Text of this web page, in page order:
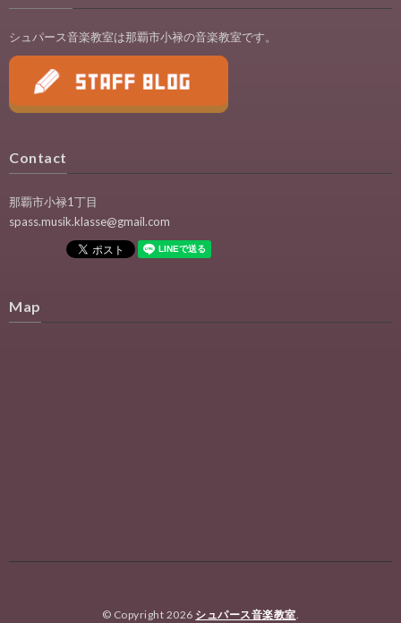
シュパース音楽教室は那覇市小禄の音楽教室です。
Contact
那覇市小禄1丁目
spass.musik.klasse@gmail.com
Map
© Copyright 2026 シュパース音楽教室.